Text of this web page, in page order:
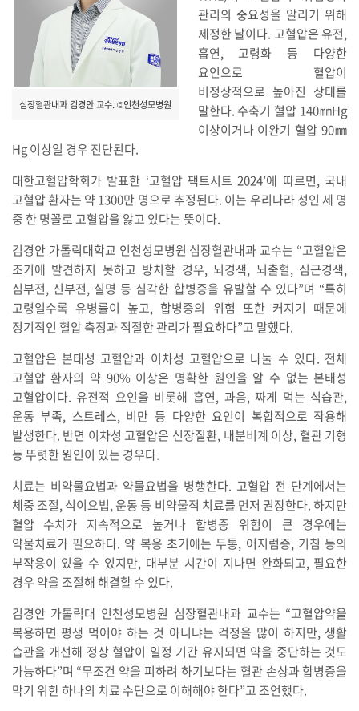
심장혈관내과 김경안 교수. ©인천성모병원
관리의 중요성을 알리기 위해
제정한 날이다. 고혈압은 유전,
흡연, 고령화 등 다양한
요인으로 혈압이
비정상적으로 높아진 상태를
말한다. 수축기 혈압 140㎜Hg
이상이거나 이완기 혈압 90㎜
Hg 이상일 경우 진단된다.
대한고혈압학회가 발표한 ‘고혈압 팩트시트 2024’에 따르면, 국내
고혈압 환자는 약 1300만 명으로 추정된다. 이는 우리나라 성인 세 명
중 한 명꼴로 고혈압을 앓고 있다는 뜻이다.
김경안 가톨릭대학교 인천성모병원 심장혈관내과 교수는 “고혈압은
조기에 발견하지 못하고 방치할 경우, 뇌경색, 뇌출혈, 심근경색,
심부전, 신부전, 실명 등 심각한 합병증을 유발할 수 있다”며 “특히
고령일수록 유병률이 높고, 합병증의 위험 또한 커지기 때문에
정기적인 혈압 측정과 적절한 관리가 필요하다”고 말했다.
고혈압은 본태성 고혈압과 이차성 고혈압으로 나눌 수 있다. 전체
고혈압 환자의 약 90% 이상은 명확한 원인을 알 수 없는 본태성
고혈압이다. 유전적 요인을 비롯해 흡연, 과음, 짜게 먹는 식습관,
운동 부족, 스트레스, 비만 등 다양한 요인이 복합적으로 작용해
발생한다. 반면 이차성 고혈압은 신장질환, 내분비계 이상, 혈관 기형
등 뚜렷한 원인이 있는 경우다.
치료는 비약물요법과 약물요법을 병행한다. 고혈압 전 단계에서는
체중 조절, 식이요법, 운동 등 비약물적 치료를 먼저 권장한다. 하지만
혈압 수치가 지속적으로 높거나 합병증 위험이 큰 경우에는
약물치료가 필요하다. 약 복용 초기에는 두통, 어지럼증, 기침 등의
부작용이 있을 수 있지만, 대부분 시간이 지나면 완화되고, 필요한
경우 약을 조절해 해결할 수 있다.
김경안 가톨릭대 인천성모병원 심장혈관내과 교수는 “고혈압약을
복용하면 평생 먹어야 하는 것 아니냐는 걱정을 많이 하지만, 생활
습관을 개선해 정상 혈압이 일정 기간 유지되면 약을 중단하는 것도
가능하다”며 “무조건 약을 피하려 하기보다는 혈관 손상과 합병증을
막기 위한 하나의 치료 수단으로 이해해야 한다”고 조언했다.